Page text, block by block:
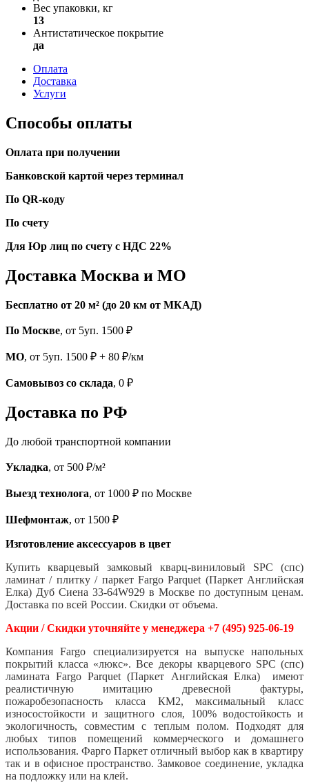
Вес упаковки, кг
13
Антистатическое покрытие
да
Оплата
Доставка
Услуги
Способы оплаты
Оплата при получении
Банковской картой через терминал
По QR-коду
По счету
Для Юр лиц по счету с НДС 22%
Доставка Москва и МО
Бесплатно от 20 м² (до 20 км от МКАД)
По Москве, от 5уп. 1500 ₽
МО, от 5уп. 1500 ₽ + 80 ₽/км
Самовывоз со склада, 0 ₽
Доставка по РФ
До любой транспортной компании
Укладка, от 500 ₽/м²
Выезд технолога, от 1000 ₽ по Москве
Шефмонтаж, от 1500 ₽
Изготовление аксессуаров в цвет
Купить кварцевый замковый кварц-виниловый SPC (спс)
ламинат / плитку / паркет Fargo Parquet (Паркет Английская
Елка) Дуб Сиена 33-64W929 в Москве по доступным ценам.
Доставка по всей России. Скидки от объема.
Акции / Скидки уточняйте у менеджера +7 (495) 925-06-19
Компания Fargo специализируется на выпуске напольных
покрытий класса «люкс». Все декоры кварцевого SPC (спс)
ламината Fargo Parquet (Паркет Английская Елка) имеют
реалистичную имитацию древесной фактуры,
пожаробезопасность класса КМ2, максимальный класс
износостойкости и защитного слоя, 100% водостойкость и
экологичность, совместим с теплым полом. Подходят для
любых типов помещений коммерческого и домашнего
использования. Фарго Паркет отличный выбор как в квартиру
так и в офисное пространство. Замковое соединение, укладка
на подложку или на клей.